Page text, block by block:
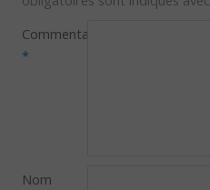
Commentaire
*
Nom